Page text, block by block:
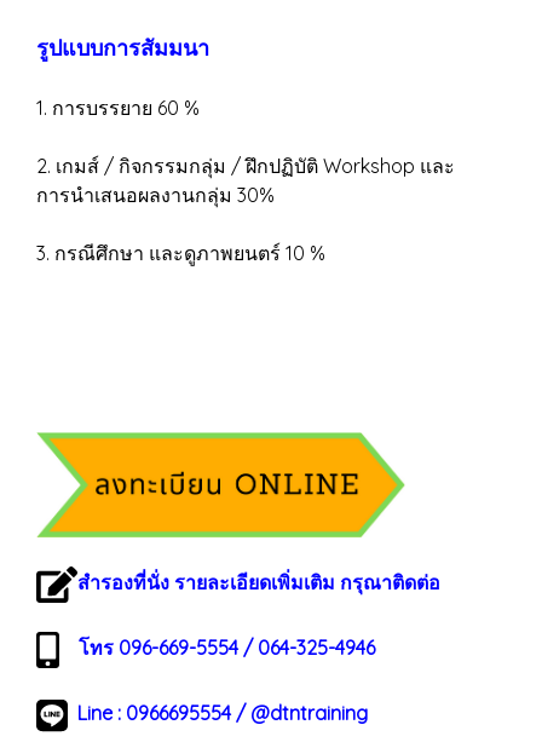
รูปแบบการสัมมนา
1. การบรรยาย 60 %
2. เกมส์ / กิจกรรมกลุ่ม / ฝึกปฏิบัติ Workshop และ
การนำเสนอผลงานกลุ่ม 30%
3. กรณีศึกษา และดูภาพยนตร์ 10 %
สำรองที่นั่ง รายละเอียดเพิ่มเติม กรุณาติดต่อ
โทร 096-669-5554 / 064-325-4946
Line : 0966695554/ @dtntraining